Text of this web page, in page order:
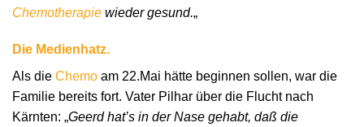
Chemotherapie wieder gesund.„
Die Medienhatz.
Als die Chemo am 22.Mai hätte beginnen sollen, war die
Familie bereits fort. Vater Pilhar über die Flucht nach
Kärnten: „Geerd hat’s in der Nase gehabt, daß die